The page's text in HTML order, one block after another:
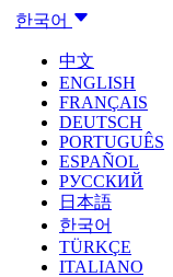
한국어
中文
ENGLISH
FRANÇAIS
DEUTSCH
PORTUGUÊS
ESPAÑOL
РУССКИЙ
日本語
한국어
TÜRKÇE
ITALIANO